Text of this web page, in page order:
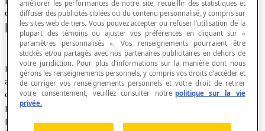
ou les points du graphique pour lesquels
[latex]f(x) = 0[/latex].
L'expression « abscisse à l'origine » désigne parfois
aussi chacun des points du graphique d'une fonction
où celui-ci coupe l'axe des abscisses. Il s'agit des
points dont l'abscisse est zéro. Les abscisses de ces
points s'appellent aussi leszéros de la fonction[latex]
améliorer les performances de notre site, recueillir des statistiques et
diffuser des publicités ciblées ou du contenu personnalisé, y compris sur
les sites web de tiers. Vous pouvez accepter ou refuser l’utilisation de la
plupart des témoins ou ajuster vos préférences en cliquant sur «
paramètres personnalisés ». Vos renseignements pourraient être
stockés et/ou partagés avec nos partenaires publicitaires en dehors de
votre juridiction. Pour plus d’informations sur la manière dont nous
gérons les renseignements personnels, y compris vos droits d’accéder et
de corriger vos renseignements personnels et votre droit de retirer
votre consentement, veuillez consulter notre politique sur la vie
privée.